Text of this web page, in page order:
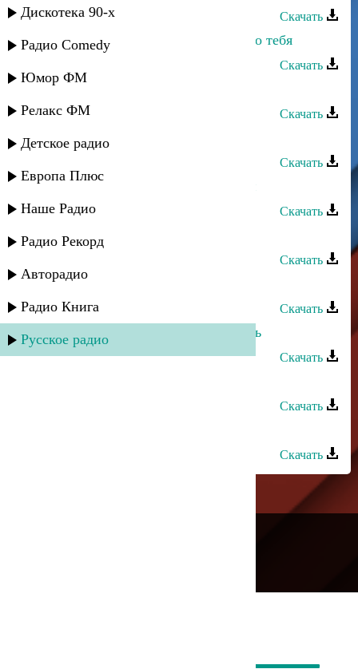
Дискотека 90-х
Радио Comedy
Юмор ФМ
Релакс ФМ
Детское радио
Европа Плюс
Наше Радио
Радио Рекорд
Авторадио
Радио Книга
Русское радио
Скачать
Малик Магомедов - Если б не было тебя
Скачать
Загир Магомедов - Без тебя
Скачать
Загир Магомедов - Вижу тебя
Скачать
Руслан Магомедов - Кий югей мун
Скачать
Руслан Магомедов - Звезда
Скачать
Загир Магомедов - Ради тебя
Скачать
Руслан Магомедов - Весенний день
Скачать
Скачать
Скачать